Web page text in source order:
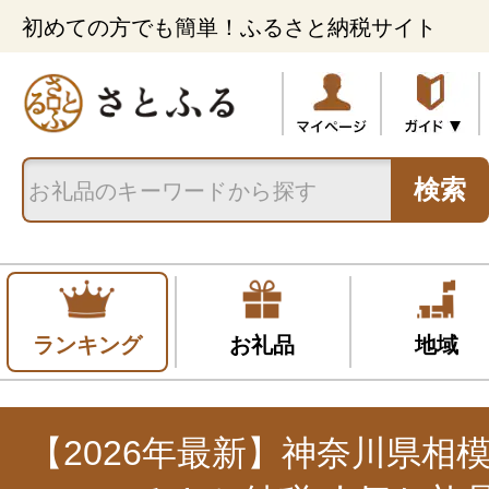
初めての方でも簡単！ふるさと納税サイト
検索
ランキング お礼品 地域
【2026年最新】神奈川県相